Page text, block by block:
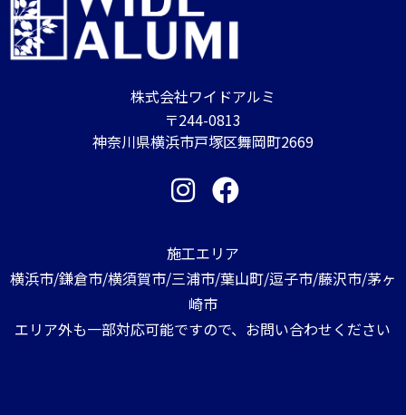
株式会社ワイドアルミ
〒244-0813
神奈川県横浜市戸塚区舞岡町2669
施工エリア
横浜市/鎌倉市/横須賀市/三浦市/葉山町/逗子市/藤沢市/茅ヶ
崎市
エリア外も一部対応可能ですので、お問い合わせください